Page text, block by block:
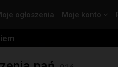
ogłoszenia Moje konto